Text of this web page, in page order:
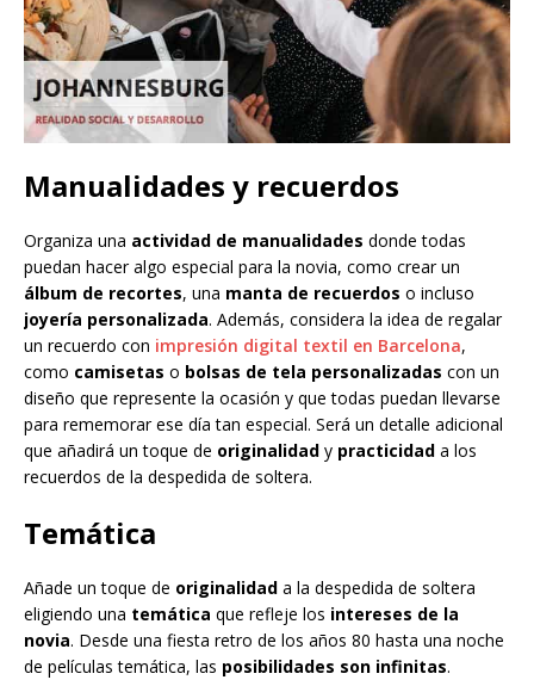
Manualidades y recuerdos
Organiza una actividad de manualidades donde todas
puedan hacer algo especial para la novia, como crear un
álbum de recortes, una manta de recuerdos o incluso
joyería personalizada. Además, considera la idea de regalar
un recuerdo con impresión digital textil en Barcelona,
como camisetas o bolsas de tela personalizadas con un
diseño que represente la ocasión y que todas puedan llevarse
para rememorar ese día tan especial. Será un detalle adicional
que añadirá un toque de originalidad y practicidad a los
recuerdos de la despedida de soltera.
Temática
Añade un toque de originalidad a la despedida de soltera
eligiendo una temática que refleje los intereses de la
novia. Desde una fiesta retro de los años 80 hasta una noche
de películas temática, las posibilidades son infinitas.